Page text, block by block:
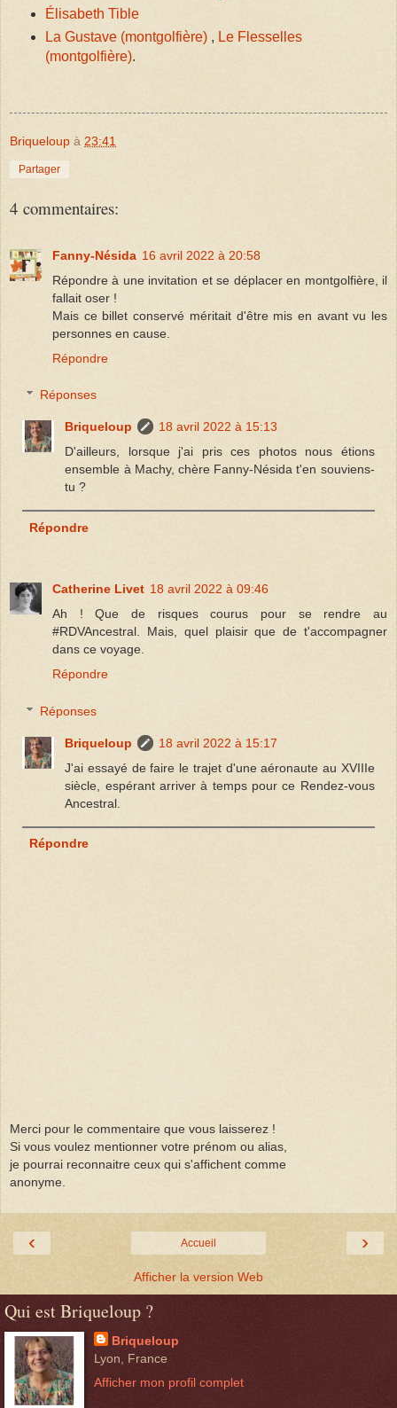
Élisabeth Tible
La Gustave (montgolfière), Le Flesselles
(montgolfière).
Briqueloup à 23:41
Partager
4 commentaires:
Fanny-Nésida 16 avril 2022 à 20:58
Répondre à une invitation et se déplacer en montgolfière, il
fallait oser !
Mais ce billet conservé méritait d'être mis en avant vu les
personnes en cause.
Répondre
Réponses
Briqueloup
18 avril 2022 à 15:13
D'ailleurs, lorsque j'ai pris ces photos nous étions
ensemble à Machy, chère Fanny-Nésida t'en souviens-
tu ?
Répondre
Catherine Livet 18 avril 2022 à 09:46
Ah ! Que de risques courus pour se rendre au
#RDVAncestral. Mais, quel plaisir que de t'accompagner
dans ce voyage.
Répondre
Réponses
Briqueloup
18 avril 2022 à 15:17
J'ai essayé de faire le trajet d'une aéronaute au XVIIIe
siècle, espérant arriver à temps pour ce Rendez-vous
Ancestral.
Répondre
Merci pour le commentaire que vous laisserez !
Si vous voulez mentionner votre prénom ou alias,
je pourrai reconnaitre ceux qui s'affichent comme
anonyme.
‹ ›
Accueil
Afficher la version Web
Qui est Briqueloup ?
Briqueloup
Lyon, France
Afficher mon profil complet